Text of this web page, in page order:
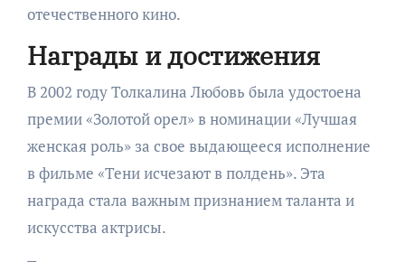
отечественного кино.
Награды и достижения
В 2002 году Толкалина Любовь была удостоена
премии «Золотой орел» в номинации «Лучшая
женская роль» за свое выдающееся исполнение
в фильме «Тени исчезают в полдень». Эта
награда стала важным признанием таланта и
искусства актрисы.